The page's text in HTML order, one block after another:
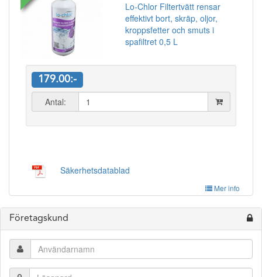
Lo-Chlor Filtertvätt rensar
effektivt bort, skräp, oljor,
kroppsfetter och smuts i
spafiltret 0,5 L
179.00:-
Antal:
Säkerhetsdatablad
Mer info
Företagskund